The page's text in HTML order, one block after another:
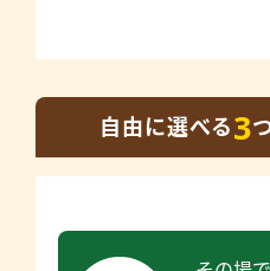
自由に選べる3